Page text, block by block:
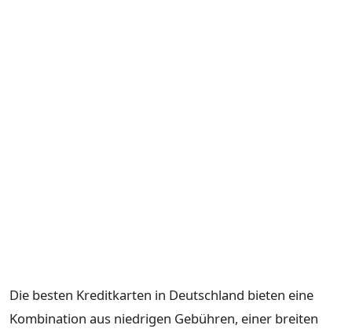
Die besten Kreditkarten in Deutschland bieten eine
Kombination aus niedrigen Gebühren, einer breiten